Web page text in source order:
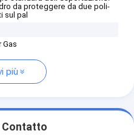
da proteggere da due poli-
sul pal
Gas
più
Contatto